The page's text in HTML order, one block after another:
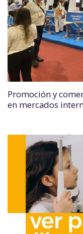
Promoción y
en mercados